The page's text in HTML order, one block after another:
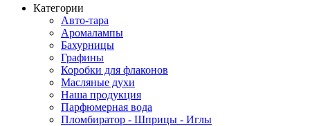
Категории
Авто-тара
Аромалампы
Бахурницы
Графины
Коробки для флаконов
Масляные духи
Наша продукция
Парфюмерная вода
Пломбиратор - Шприцы - Иглы